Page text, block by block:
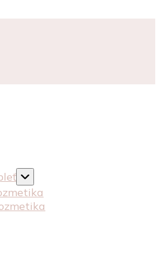
recenzia recenze